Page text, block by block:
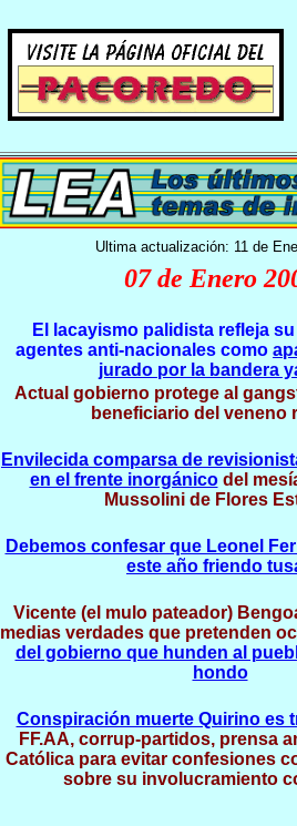
Ultima actualización: 11 de
07 de Enero
El lacayismo palidista refleja
agentes anti-nacionales como
jurado por la bandera
Actual gobierno protege al
beneficiario del veneno
Envilecida comparsa de
en el frente inorgánicodel
Mussolini de Flores
Debemos confesar que Leonel
este año friendo
Vicente (el mulo pateador)
medias verdades que pretenden
del gobierno que hunden al
hondo
Conspiración muerte Quirino es
FF.AA, corrup-partidos, prensa
Católica para evitar confesiones
sobre su involucramiento